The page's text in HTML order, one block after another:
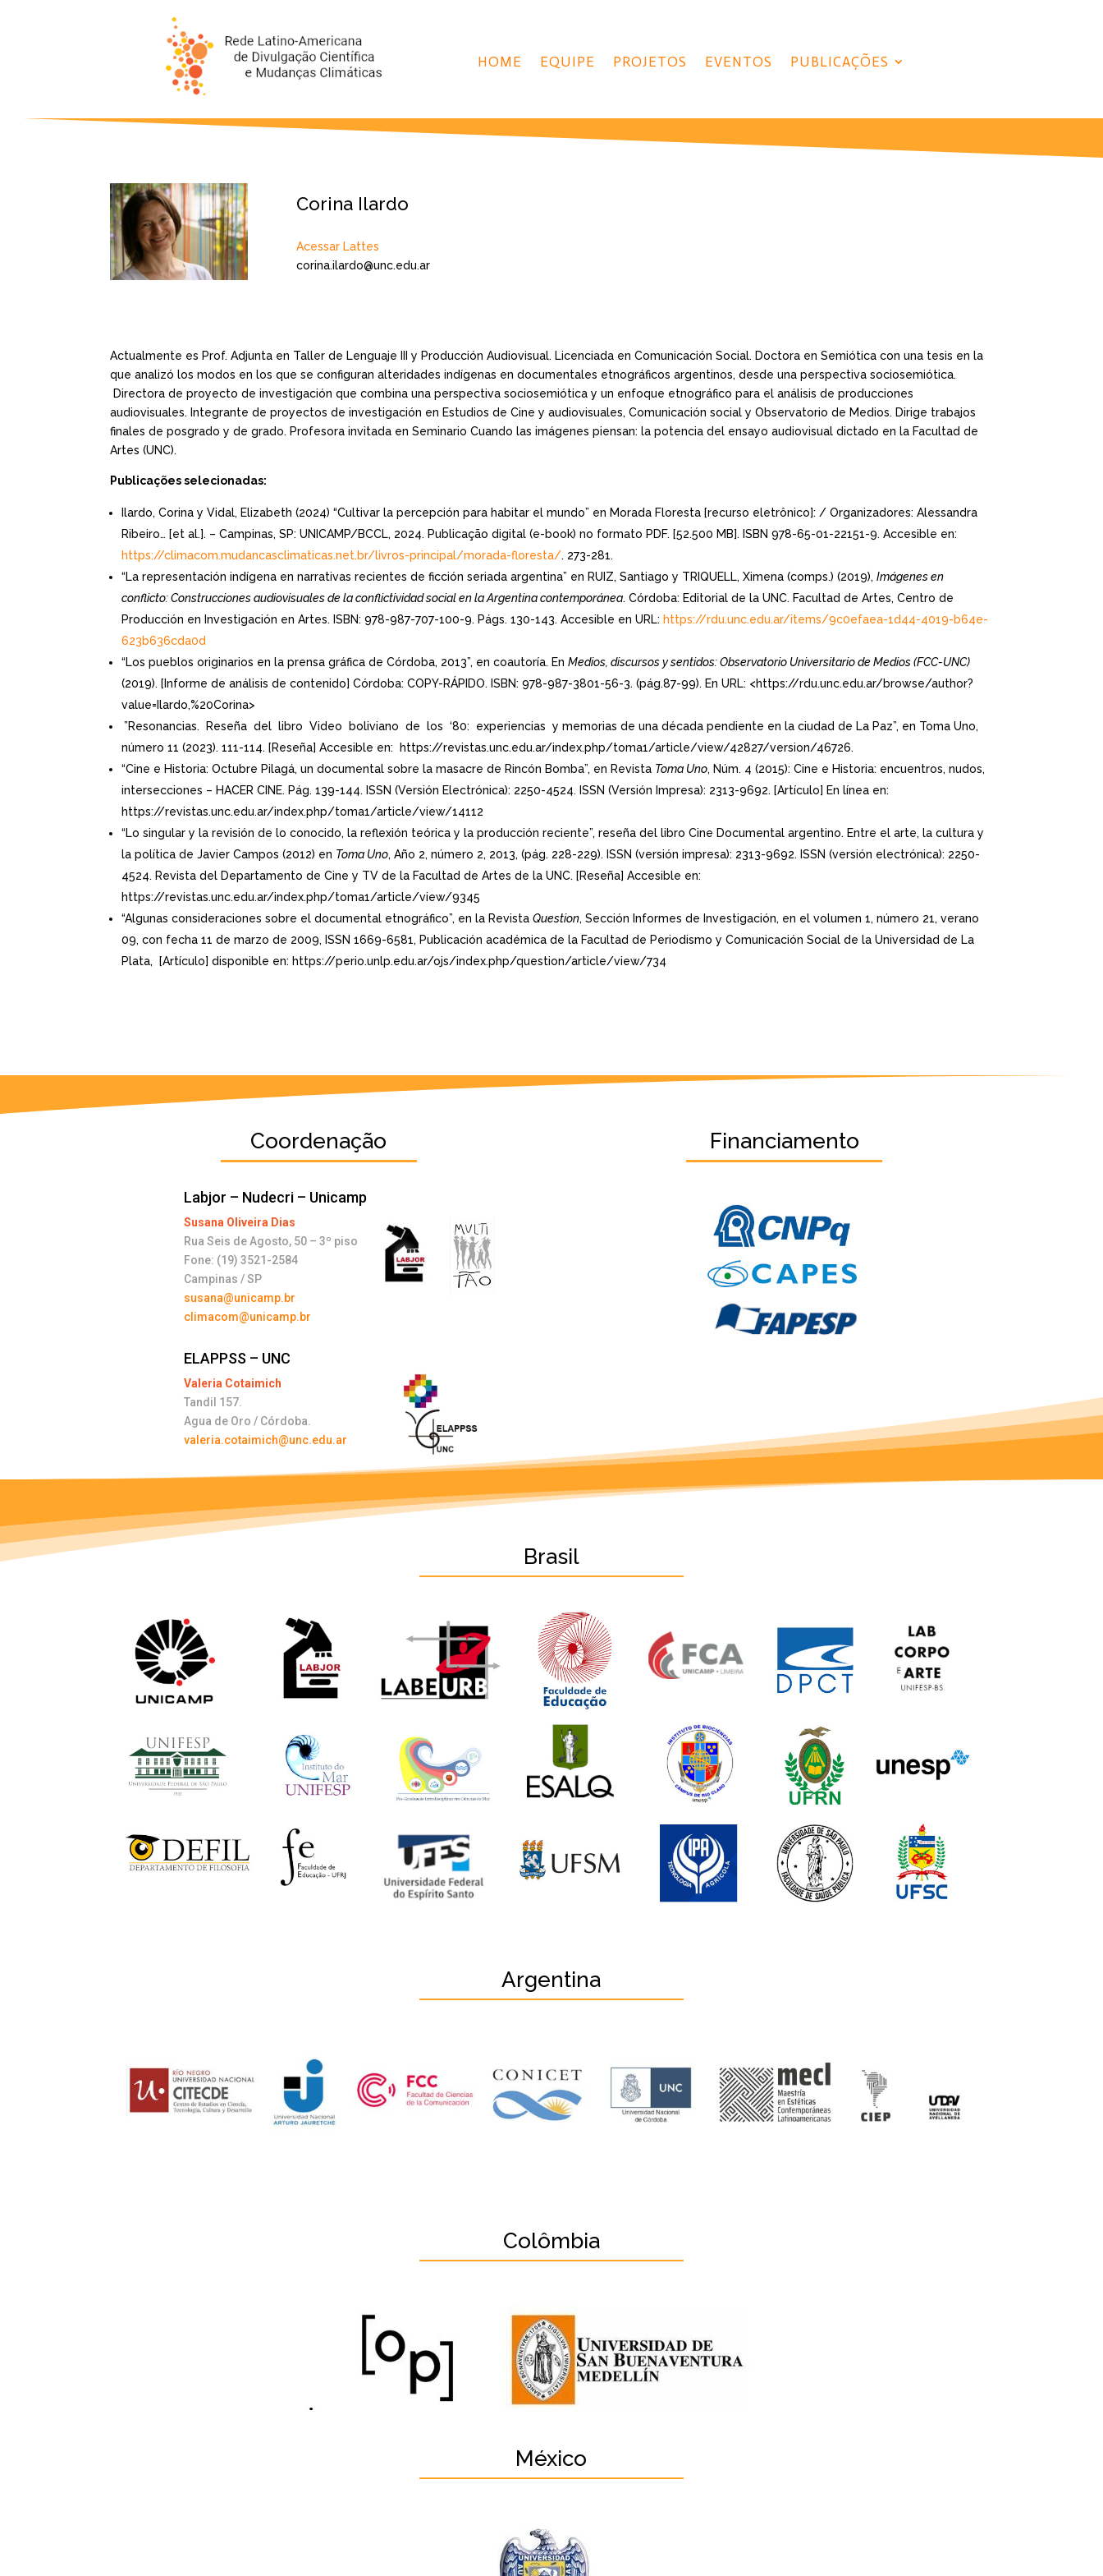
HOME EQUIPE PROJETOS EVENTOS PUBLICAÇÕES
Corina Ilardo
Acessar Lattes
corina.ilardo@unc.edu.ar
Actualmente es Prof. Adjunta en Taller de Lenguaje III y Producción Audiovisual. Licenciada en Comunicación Social. Doctora en Semiótica con una tesis en la
que analizó los modos en los que se configuran alteridades indígenas en documentales etnográficos argentinos, desde una perspectiva sociosemiótica.
Directora de proyecto de investigación que combina una perspectiva sociosemiótica y un enfoque etnográfico para el análisis de producciones
audiovisuales. Integrante de proyectos de investigación en Estudios de Cine y audiovisuales, Comunicación social y Observatorio de Medios. Dirige trabajos
finales de posgrado y de grado. Profesora invitada en Seminario Cuando las imágenes piensan: la potencia del ensayo audiovisual dictado en la Facultad de
Artes (UNC).
Publicações selecionadas:
Ilardo, Corina y Vidal, Elizabeth (2024) “Cultivar la percepción para habitar el mundo” en Morada Floresta [recurso eletrônico]: / Organizadores: Alessandra
Ribeiro… [et al.]. – Campinas, SP: UNICAMP/BCCL, 2024. Publicação digital (e-book) no formato PDF. [52.500 MB]. ISBN 978-65-01-22151-9. Accesible en:
https://climacom.mudancasclimaticas.net.br/livros-principal/morada-floresta/. 273-281.
“La representación indígena en narrativas recientes de ficción seriada argentina” en RUIZ, Santiago y TRIQUELL, Ximena (comps.) (2019),Imágenes en
conflicto: Construcciones audiovisuales de la conflictividad social en la Argentina contemporánea. Córdoba: Editorial de la UNC. Facultad de Artes, Centro de
Producción en Investigación en Artes. ISBN: 978-987-707-100-9. Págs. 130-143. Accesible en URL: https://rdu.unc.edu.ar/items/9c0efaea-1d44-4019-b64e-
623b636cda0d
“Los pueblos originarios en la prensa gráfica de Córdoba, 2013”, en coautoría. EnMedios, discursos y sentidos: Observatorio Universitario de Medios (FCC-UNC)
(2019). [Informe de análisis de contenido] Córdoba: COPY-RÁPIDO. ISBN: 978-987-3801-56-3. (pág.87-99). En URL: <https://rdu.unc.edu.ar/browse/author?
value=Ilardo,%20Corina>
”Resonancias. Reseña del libro Video boliviano de los ‘80: experiencias y memorias de una década pendiente en la ciudad de La Paz”, en Toma Uno,
número 11 (2023). 111-114. [Reseña] Accesible en: https://revistas.unc.edu.ar/index.php/toma1/article/view/42827/version/46726.
“Cine e Historia: Octubre Pilagá, un documental sobre la masacre de Rincón Bomba”, en Revista Toma Uno, Núm. 4 (2015): Cine e Historia: encuentros, nudos,
intersecciones – HACER CINE. Pág. 139-144. ISSN (Versión Electrónica): 2250-4524. ISSN (Versión Impresa): 2313-9692. [Artículo] En línea en:
https://revistas.unc.edu.ar/index.php/toma1/article/view/14112
“Lo singular y la revisión de lo conocido, la reflexión teórica y la producción reciente”, reseña del libro Cine Documental argentino. Entre el arte, la cultura y
la política de Javier Campos (2012) en Toma Uno, Año 2, número 2, 2013, (pág. 228-229). ISSN (versión impresa): 2313-9692. ISSN (versión electrónica): 2250-
4524. Revista del Departamento de Cine y TV de la Facultad de Artes de la UNC. [Reseña] Accesible en:
https://revistas.unc.edu.ar/index.php/toma1/article/view/9345
“Algunas consideraciones sobre el documental etnográfico”, en la RevistaQuestion, Sección Informes de Investigación, en el volumen 1, número 21, verano
09, con fecha 11 de marzo de 2009, ISSN 1669-6581, Publicación académica de la Facultad de Periodismo y Comunicación Social de la Universidad de La
Plata, [Artículo] disponible en: https://perio.unlp.edu.ar/ojs/index.php/question/article/view/734
Coordenação Financiamento
Labjor – Nudecri – Unicamp
Susana Oliveira Dias
Rua Seis de Agosto, 50 – 3º piso
Fone: (19) 3521-2584
Campinas / SP
susana@unicamp.br
climacom@unicamp.br
ELAPPSS – UNC
Valeria Cotaimich
Tandil 157.
Agua de Oro / Córdoba.
valeria.cotaimich@unc.edu.ar
Brasil
Argentina
Colômbia
México